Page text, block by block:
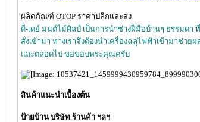
ผลิตภัณฑ์ OTOP ราคาปลีกและส่ง
ดี-เดย์ มนต์ไม้ศิลป์ เป็นการนำช่างฝีมือบ้านๆ ธรรมดา
สั่งเข้ามา ทางเราจึงต้องนำเครื่องฉลุไฟฟ้าเข้ามาช่ว
และตลอดไป ขอขอบพระคุณครับ
สินค้าแนะนำเบื้องต้น
ป้ายบ้าน บริษัท ร้านค้า ฯลฯ